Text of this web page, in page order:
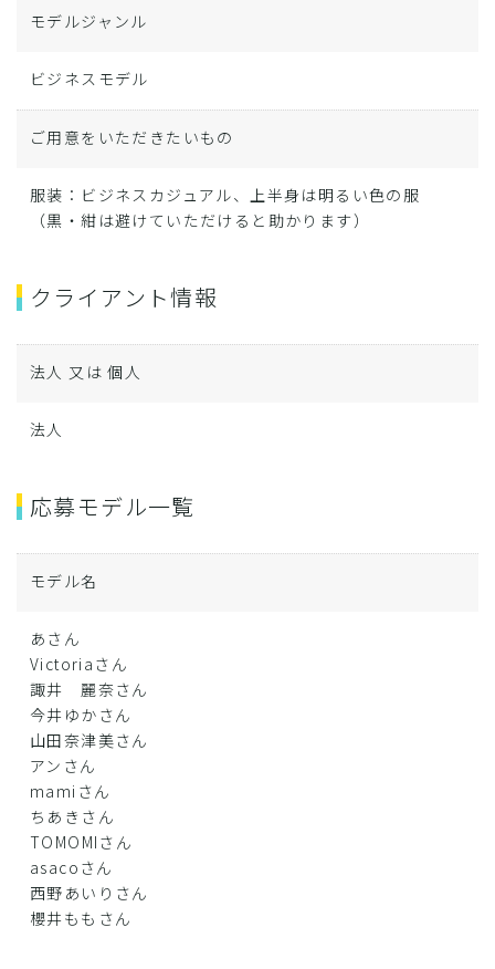
モデルジャンル
ビジネスモデル
ご用意をいただきたいもの
服装：ビジネスカジュアル、上半身は明るい色の服
（黒・紺は避けていただけると助かります）
クライアント情報
法人 又は 個人
法人
応募モデル一覧
モデル名
あさん
Victoriaさん
諏井 麗奈さん
今井ゆかさん
山田奈津美さん
アンさん
mamiさん
ちあきさん
TOMOMIさん
asacoさん
西野あいりさん
櫻井ももさん